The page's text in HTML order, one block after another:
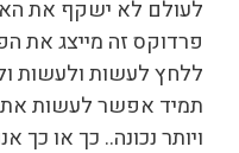
לעולם לא ישקף את
פרדוקס זה מייצג את
ללחץ לעשות ולעשות
תמיד אפשר לעשות את
ויותר נכונה.. כך או כך